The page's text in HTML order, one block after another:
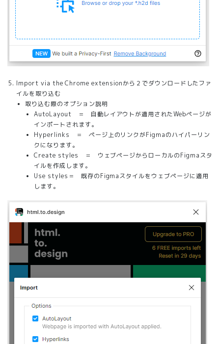
Import via the Chrome extensionから２でダウンロードしたファ
イルを取り込む
取り込む際のオプション説明
AutoLayout ＝ 自動レイアウトが適用されたWebページが
インポートされます。
Hyperlinks ＝ ページ上のリンクがFigmaのハイパーリン
クになります。
Create styles ＝ ウェブページからローカルのFigmaスタ
イルを作成します。
Use styles＝ 既存のFigmaスタイルをウェブページに適用
します。